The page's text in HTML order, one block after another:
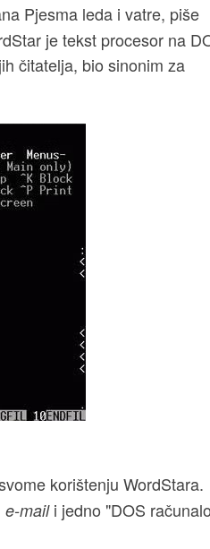
Pjesma leda i vatre, piše
je tekst procesor na
čitatelja, bio sinonim za
korištenju WordStara.
e-mail i jedno "DOS računalo